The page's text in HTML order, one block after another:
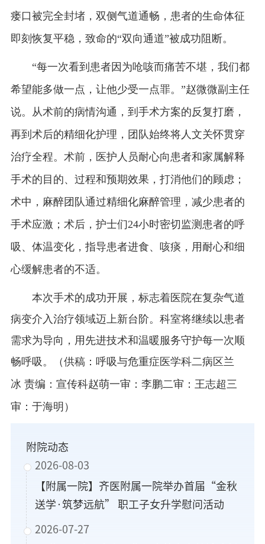
瘘口被完全封堵，双侧气道通畅，患者的生命体征
即刻恢复平稳，致命的“双向通道”被成功阻断。
“每一次看到患者因为呛咳而痛苦不堪，我们都
希望能多做一点，让他少受一点罪。 ”赵微微副主任
说。从术前的病情沟通，到手术方案的反复打磨，
再到术后的精细化护理，团队始终将人文关怀贯穿
治疗全程。术前，医护人员耐心向患者和家属解释
手术的目的、过程和预期效果，打消他们的顾虑；
术中，麻醉团队通过精细化麻醉管理，减少患者的
手术应激；术后，护士们24小时密切监测患者的呼
吸、体温变化，指导患者进食、咳痰，用耐心和细
心缓解患者的不适。
本次手术的成功开展，标志着医院在复杂气道
病变介入治疗领域迈上新台阶。科室将继续以患者
需求为导向，用先进技术和温暖服务守护每一次顺
畅呼吸。
（供稿： 呼吸与危重症医学科二病区兰
冰 责编：宣传科赵萌一审：李鹏二审：王志超三
审：于海明 ）
附院动态
2026-08-03
【附属一院】齐医附属一院举办首届“金秋
送学·筑梦远航” 职工子女升学慰问活动
2026-07-27